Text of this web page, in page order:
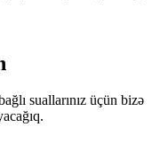
suallarınız üçün bizə